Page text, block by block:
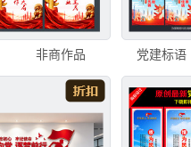
非商作品 党建标语